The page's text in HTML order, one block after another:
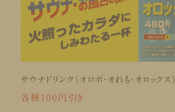
サウナドリンク（オロポ・オれも・オロックス）
各種100円引き